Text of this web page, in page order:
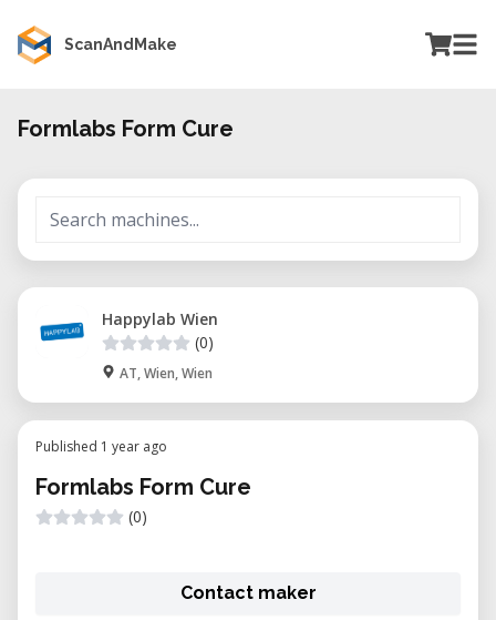
ScanAndMake
Formlabs Form Cure
Happylab Wien
(0)
AT, Wien, Wien
Published 1 year ago
Formlabs Form Cure
(0)
Contact maker